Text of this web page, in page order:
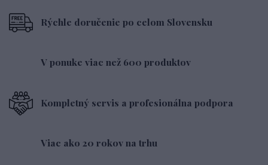
Rýchle doručenie po celom Slovensku
V ponuke viac než 600 produktov
Kompletný servis a profesionálna podpora
Viac ako 20 rokov na trhu